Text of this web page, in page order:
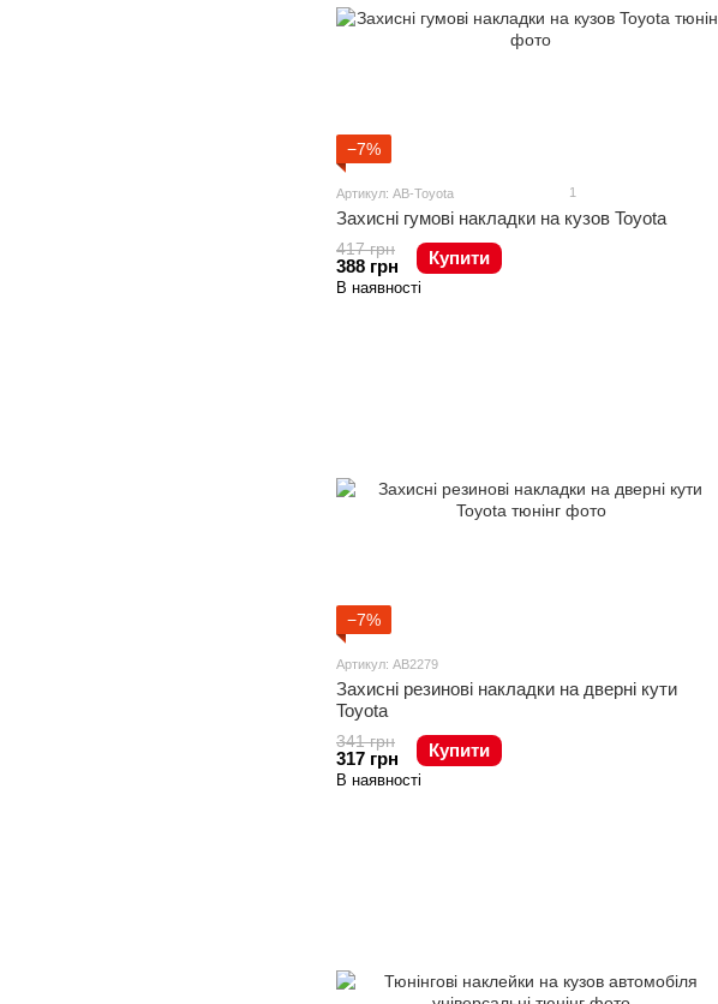
−7%
Артикул: AB-Toyota 1
Захисні гумові накладки на кузов Toyota
417 грн
388 грн Купити
В наявності
−7%
Артикул: AB2279
Захисні резинові накладки на дверні кути
Toyota
341 грн
317 грн Купити
В наявності